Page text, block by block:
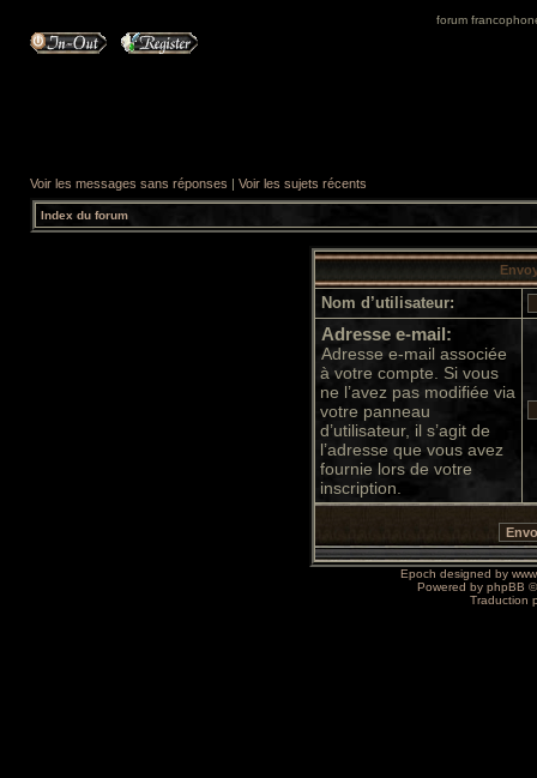
forum
Voir les messages sans réponses | Voir les sujets récents
Index du forum
Nom d’utilisateur:
Adresse e-mail:
Adresse e-mail associée
à votre compte. Si vous
ne l’avez pas modifiée via
votre panneau
d’utilisateur, il s’agit de
l’adresse que vous avez
fournie lors de votre
inscription.
Epoch designed by
Powered by phpBB
Traduction